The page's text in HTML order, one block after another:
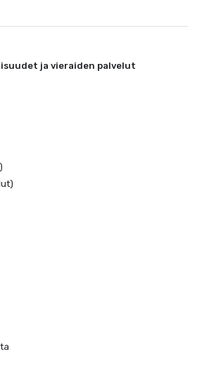
ja vieraiden palvelut